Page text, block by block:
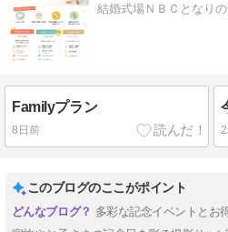
結婚式場ＮＢＣとなり
Familyプラン
8日前
このブログのここがポイント
多彩な記念イベントとお